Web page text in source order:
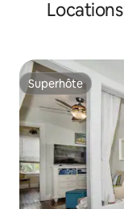
Superhôte
Superhôte